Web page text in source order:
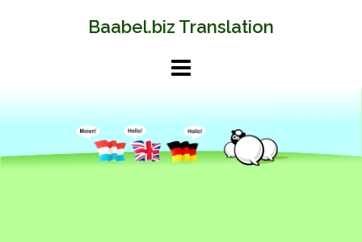
Baabel.biz Translation